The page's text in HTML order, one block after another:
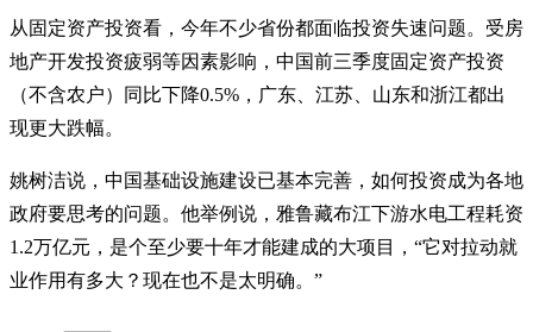
从固定资产投资看，今年不少省份都面临投资失速问题。受房
地产开发投资疲弱等因素影响，中国前三季度固定资产投资
（不含农户）同比下降0.5%，广东、江苏、山东和浙江都出
现更大跌幅。
姚树洁说，中国基础设施建设已基本完善，如何投资成为各地
政府要思考的问题。他举例说，雅鲁藏布江下游水电工程耗资
1.2万亿元，是个至少要十年才能建成的大项目，“它对拉动就
业作用有多大？现在也不是太明确。”